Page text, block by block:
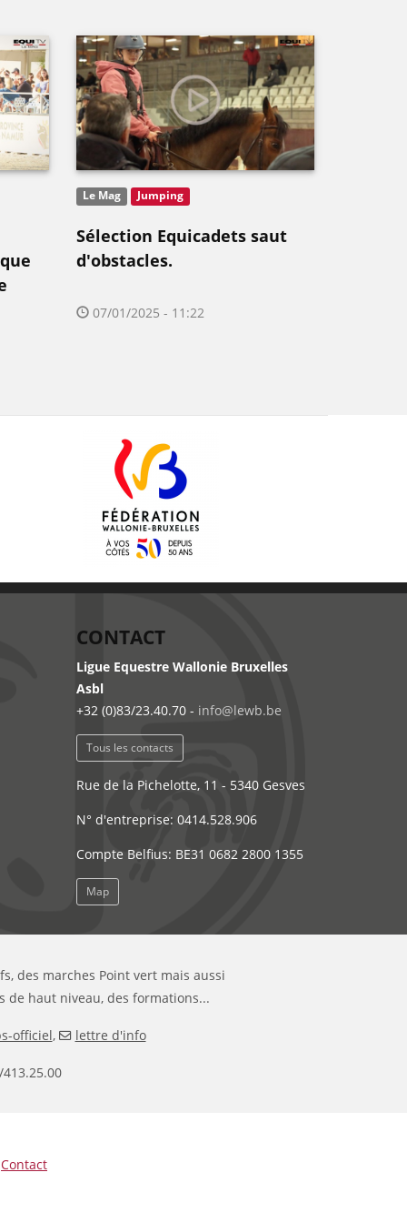
Le Mag Jumping
Sélection Equicadets saut
d'obstacles.
07/01/2025 - 11:22
CONTACT
Ligue Equestre Wallonie Bruxelles
Asbl
+32 (0)83/23.40.70 - info@lewb.be
Tous les contacts
Rue de la Pichelotte, 11 - 5340 Gesves
N° d'entreprise: 0414.528.906
Compte Belfius: BE31 0682 2800 1355
Map
des marches Point vert mais aussi
de haut niveau, des formations...
officiel, lettre d'info
Contact